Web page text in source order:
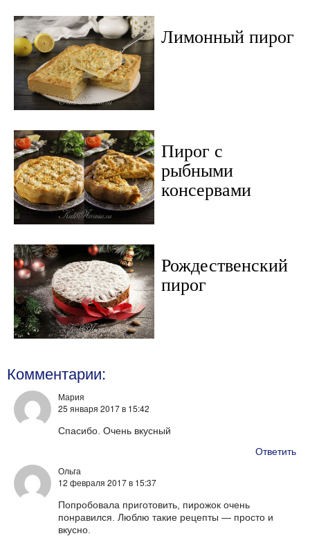
Лимонный пирог
Пирог с
рыбными
консервами
Рождественский
пирог
Комментарии:
Мария
25 января 2017в 15:42
Спасибо. Очень вкусный
Ответить
Ольга
12 февраля 2017в 15:37
Попробовала приготовить, пирожок очень
понравился. Люблю такие рецепты — просто и
вкусно.